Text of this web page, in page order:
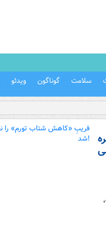
سلامت گوناگون ویدئو